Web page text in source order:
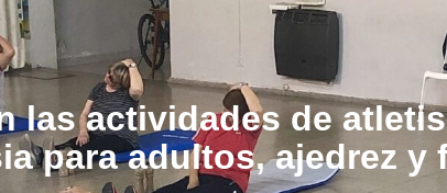
las actividades de
para adultos, ajedrez